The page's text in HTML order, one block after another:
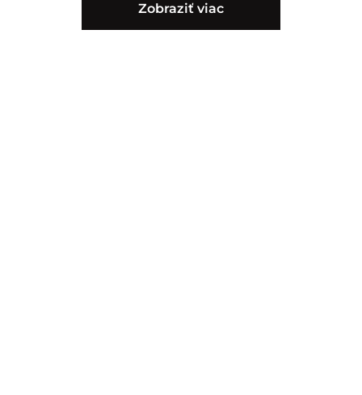
Zobraziť viac